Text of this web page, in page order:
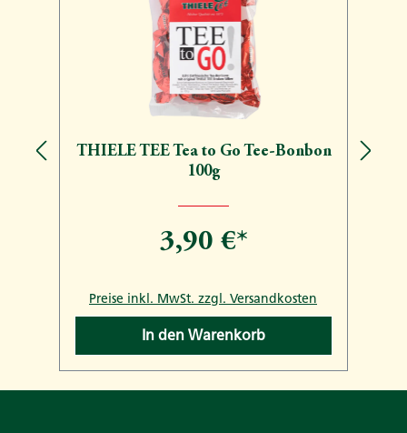
THIELE TEE Tea to Go Tee-Bonbon
100g
3,90 €*
Preise inkl. MwSt. zzgl. Versandkosten
In den Warenkorb